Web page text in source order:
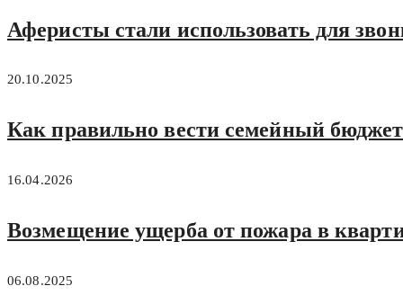
Аферисты стали использовать для
20.10.2025
Как правильно вести семейный
16.04.2026
Возмещение ущерба от пожара в
06.08.2025